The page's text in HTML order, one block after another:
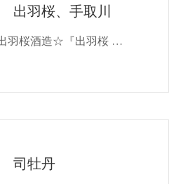
羽桜、手取川
出羽桜酒造☆『出羽桜 …
司牡丹